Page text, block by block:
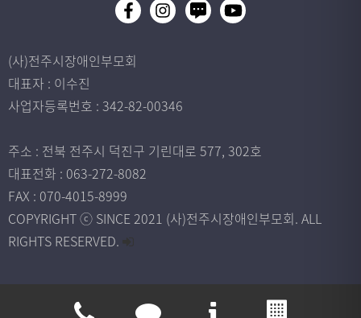
(사)전주시장애인부모회
대표자 : 이수진
사업자등록번호 : 342-82-00346
주소 : 전북 전주시 덕진구 기린대로 577, 302호
대표전화 : 063-272-8082
FAX : 070-4015-8999
COPYRIGHT ⓒ SINCE 2021 (사)전주시장애인부모회. ALL
RIGHTS RESERVED.